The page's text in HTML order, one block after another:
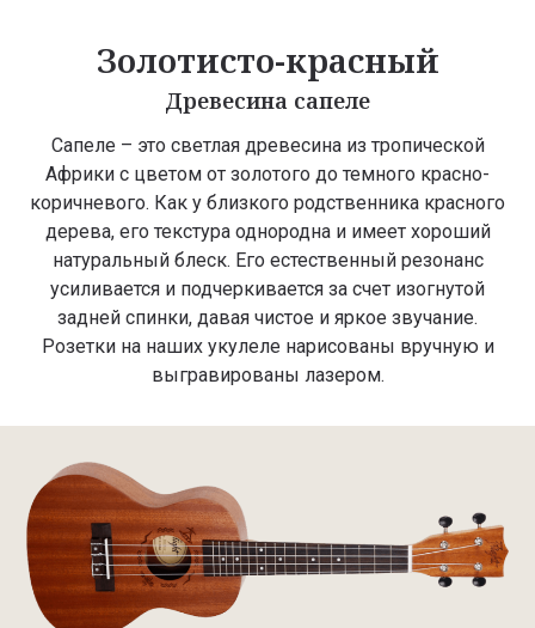
Золотисто-красный
Древесина сапеле
Сапеле – это светлая древесина из тропической
Африки с цветом от золотого до темного красно-
коричневого. Как у близкого родственника красного
дерева, его текстура однородна и имеет хороший
натуральный блеск. Его естественный резонанс
усиливается и подчеркивается за счет изогнутой
задней спинки, давая чистое и яркое звучание.
Розетки на наших укулеле нарисованы вручную и
выгравированы лазером.